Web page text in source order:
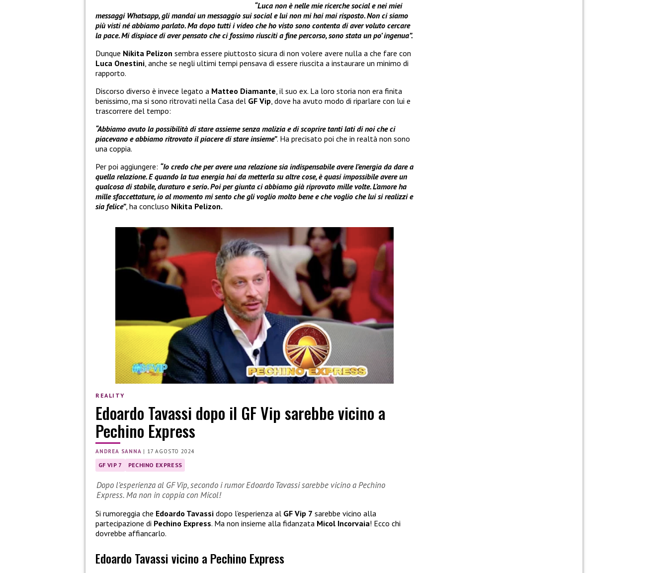
“Luca non è nelle mie ricerche social e nei miei
messaggi Whatsapp, gli mandai un messaggio sui social e lui non mi hai mai risposto. Non ci siamo
più visti né abbiamo parlato. Ma dopo tutti i video che ho visto sono contenta di aver voluto cercare
la pace. Mi dispiace di aver pensato che ci fossimo riusciti a fine percorso, sono stata un po’ ingenua”.
Dunque Nikita Pelizon sembra essere piuttosto sicura di non volere avere nulla a che fare con
Luca Onestini, anche se negli ultimi tempi pensava di essere riuscita a instaurare un minimo di
rapporto.
Discorso diverso è invece legato a Matteo Diamante, il suo ex. La loro storia non era finita
benissimo, ma si sono ritrovati nella Casa del GF Vip, dove ha avuto modo di riparlare con lui e
trascorrere del tempo:
“Abbiamo avuto la possibilità di stare assieme senza malizia e di scoprire tanti lati di noi che ci
piacevano e abbiamo ritrovato il piacere di stare insieme”. Ha precisato poi che in realtà non sono
una coppia.
Per poi aggiungere: “Io credo che per avere una relazione sia indispensabile avere l’energia da dare a
quella relazione. E quando la tua energia hai da metterla su altre cose, è quasi impossibile avere un
qualcosa di stabile, duraturo e serio. Poi per giunta ci abbiamo già riprovato mille volte. L’amore ha
mille sfaccettature, io al momento mi sento che gli voglio molto bene e che voglio che lui si realizzi e
sia felice”, ha concluso Nikita Pelizon.
REALITY
Edoardo Tavassi dopo il GF Vip sarebbe vicino a
Pechino Express
ANDREA SANNA | 17 AGOSTO 2024
GF VIP 7 PECHINO EXPRESS
Dopo l’esperienza al GF Vip, secondo i rumor Edoardo Tavassi sarebbe vicino a Pechino
Express. Ma non in coppia con Micol!
Si rumoreggia che Edoardo Tavassi dopo l’esperienza al GF Vip 7 sarebbe vicino alla
partecipazione di Pechino Express. Ma non insieme alla fidanzata Micol Incorvaia! Ecco chi
dovrebbe affiancarlo.
Edoardo Tavassi vicino a Pechino Express